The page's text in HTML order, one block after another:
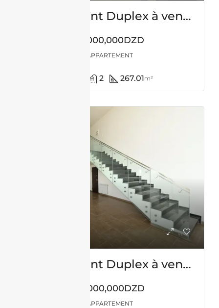
Appartement Duplex à vendre -Usto- Oran avec vue panoramique
55,000,000DZD
APPARTEMENT
2 267.01m²
Appartement Duplex à vendre -Usto-Oran avec vue panoramique
50,000,000DZD
APPARTEMENT